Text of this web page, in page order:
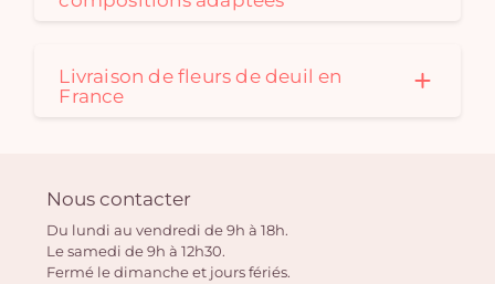
Livraison de fleurs de deuil en
France
Nous contacter
Du lundi au vendredi de 9h à 18h.
Le samedi de 9h à 12h30.
Fermé le dimanche et jours fériés.